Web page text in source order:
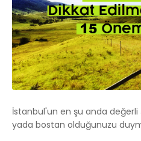
İstanbul'un en şu anda
yada bostan olduğunuzu